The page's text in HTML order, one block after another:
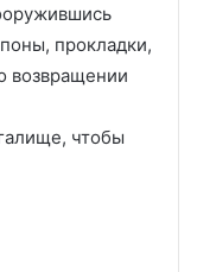
прокладки,
возвращении
чтобы